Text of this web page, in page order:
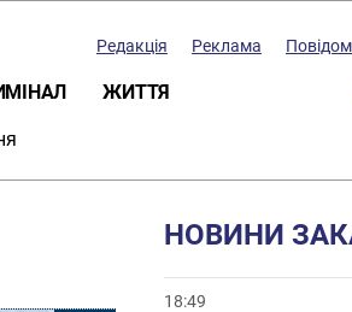
Редакція Реклама
ЖИТТЯ
НОВИНИ
18:49